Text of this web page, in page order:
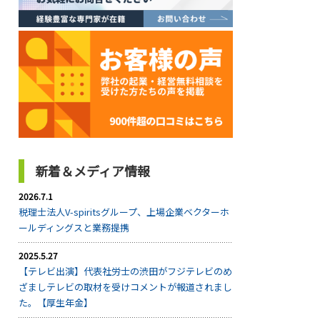
新着＆メディア情報
2026.7.1
税理士法人V-spiritsグループ、上場企業ベクターホ
ールディングスと業務提携
2025.5.27
【テレビ出演】代表社労士の渋田がフジテレビのめ
ざましテレビの取材を受けコメントが報道されまし
た。【厚生年金】